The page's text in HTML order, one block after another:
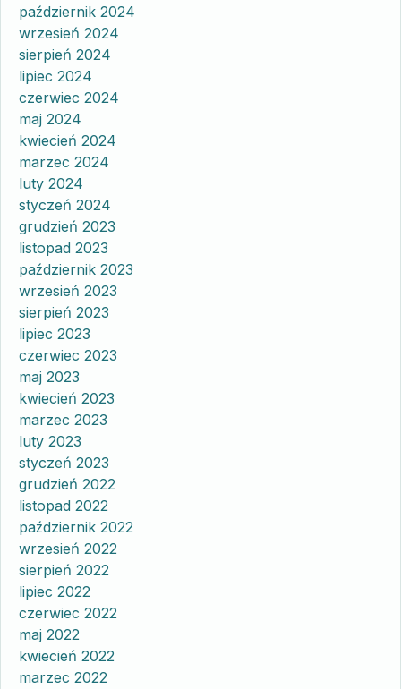
październik 2024
wrzesień 2024
sierpień 2024
lipiec 2024
czerwiec 2024
maj 2024
kwiecień 2024
marzec 2024
luty 2024
styczeń 2024
grudzień 2023
listopad 2023
październik 2023
wrzesień 2023
sierpień 2023
lipiec 2023
czerwiec 2023
maj 2023
kwiecień 2023
marzec 2023
luty 2023
styczeń 2023
grudzień 2022
listopad 2022
październik 2022
wrzesień 2022
sierpień 2022
lipiec 2022
czerwiec 2022
maj 2022
kwiecień 2022
marzec 2022